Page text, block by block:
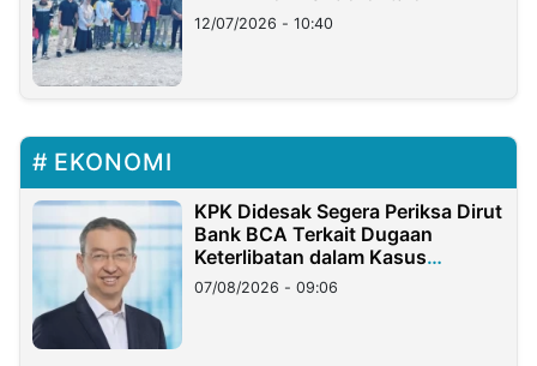
12/07/2026 - 10:40
EKONOMI
KPK Didesak Segera Periksa Dirut
Bank BCA Terkait Dugaan
Keterlibatan dalam Kasus
Hilangnya Dana Nasabah Rp2,58
Miliar
07/08/2026 - 09:06